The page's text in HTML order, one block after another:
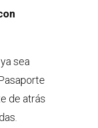
sea
de atrás